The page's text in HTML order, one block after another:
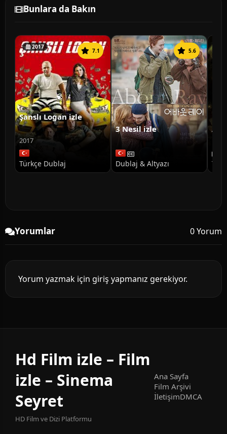
Bunlara da Bakın
2017
7.1
Şanslı Logan izle
2017
Türkçe Dublaj
5.6
3 Nesil izle
Dublaj & Altyazı
Yorumlar 0 Yorum
Yorum yazmak için giriş yapmanız gerekiyor.
Hd Film izle – Film
izle – Sinema
Seyret
HD Film ve Dizi Platformu
Ana Sayfa
Film Arşivi
İletişimDMCA